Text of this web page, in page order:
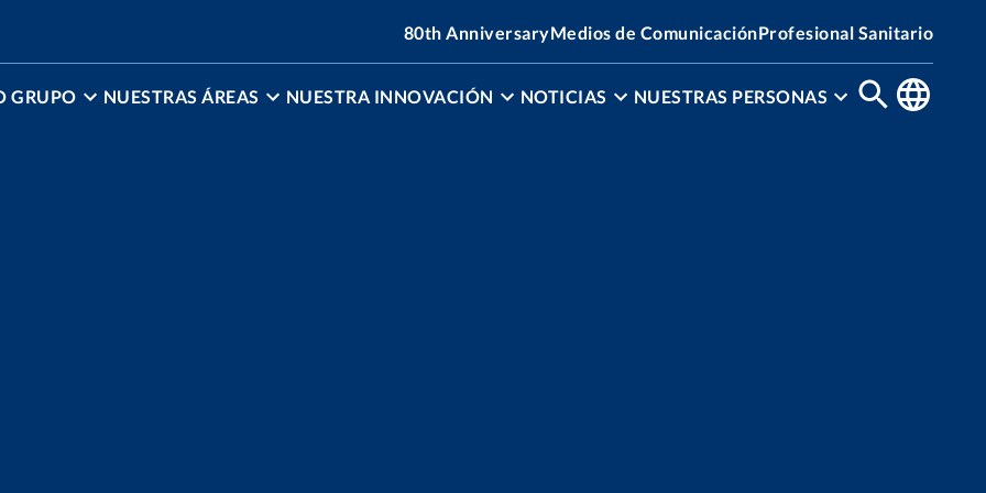
80th AnniversaryMedios de ComunicaciónProfesional Sanitario
GRUPO NUESTRAS ÁREAS NUESTRA INNOVACIÓN NOTICIAS NUESTRAS PERSONAS